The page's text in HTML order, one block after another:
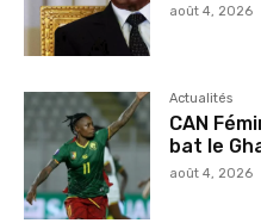
août 4, 2026
Actualités
CAN
bat le
août 4, 2026